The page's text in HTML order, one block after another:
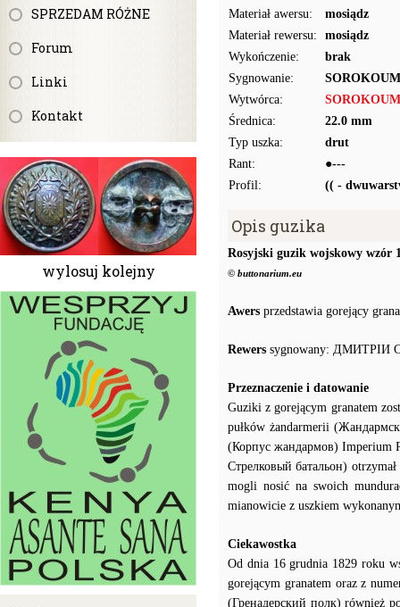
SPRZEDAM RÓŻNE
Forum
Linki
Kontakt
wylosuj kolejny
Materiał awersu:
mosiądz
Materiał rewersu:
mosiądz
Wykończenie:
brak
Sygnowanie:
Wytwórca:
Średnica:
22.0 mm
Typ uszka:
drut
Rant:
●---
Profil:
(( -
Opis guzika
Rosyjski guzik wojskowy wzór
© buttonarium.eu
Awers przedstawia gorejący
Rewers sygnowany:
Przeznaczenie i datowanie
Guziki z gorejącym granatem
pułków żandarmerii
(Корпус жандармов) Imperium
Стрелковый батальон)
mogli nosić na swoich
mianowicie z uszkiem
Ciekawostka
Od dnia 16 grudnia 1829 roku
gorejącym granatem oraz z
(Гренадерский полк) również